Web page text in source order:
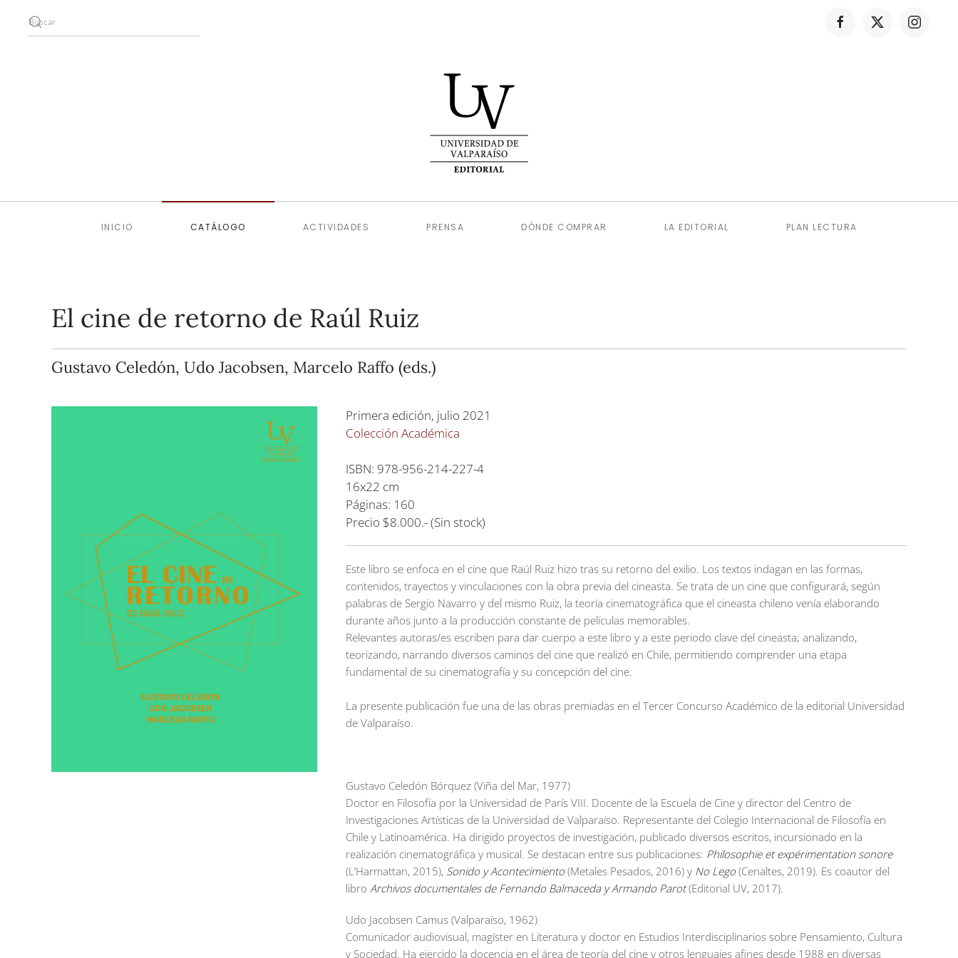
Skip to main content
INICIO CATÁLOGO ACTIVIDADES PRENSA DÓNDE COMPRAR LA EDITORIAL PLAN LECTURA
El cine de retorno de Raúl Ruiz
Gustavo Celedón, Udo Jacobsen, Marcelo Raffo (eds.)
Primera edición, julio 2021
Colección Académica
ISBN: 978-956-214-227-4
16x22 cm
Páginas: 160
Precio $8.000.- (Sin stock)
Este libro se enfoca en el cine que Raúl Ruiz hizo tras su retorno del exilio. Los textos indagan en las formas,
contenidos, trayectos y vinculaciones con la obra previa del cineasta. Se trata de un cine que configurará, según
palabras de Sergio Navarro y del mismo Ruiz, la teoría cinematográfica que el cineasta chileno venía elaborando
durante años junto a la producción constante de películas memorables.
Relevantes autoras/es escriben para dar cuerpo a este libro y a este periodo clave del cineasta; analizando,
teorizando, narrando diversos caminos del cine que realizó en Chile, permitiendo comprender una etapa
fundamental de su cinematografía y su concepción del cine.
La presente publicación fue una de las obras premiadas en el Tercer Concurso Académico de la editorial Universidad
de Valparaíso.
Gustavo Celedón Bórquez (Viña del Mar, 1977)
Doctor en Filosofía por la Universidad de París VIII. Docente de la Escuela de Cine y director del Centro de
Investigaciones Artísticas de la Universidad de Valparaíso. Representante del Colegio Internacional de Filosofía en
Chile y Latinoamérica. Ha dirigido proyectos de investigación, publicado diversos escritos, incursionado en la
realización cinematográfica y musical. Se destacan entre sus publicaciones: Philosophie et expérimentation sonore
(L’Harmattan, 2015), Sonido y Acontecimiento (Metales Pesados, 2016) y No Lego (Cenaltes, 2019). Es coautor del
libroArchivos documentales de Fernando Balmaceda y Armando Parot(Editorial UV, 2017).
Udo Jacobsen Camus (Valparaíso, 1962)
Comunicador audiovisual, magíster en Literatura y doctor en Estudios Interdisciplinarios sobre Pensamiento, Cultura
y Sociedad. Ha ejercido la docencia en el área de teoría del cine y otros lenguajes afines desde 1988 en diversas